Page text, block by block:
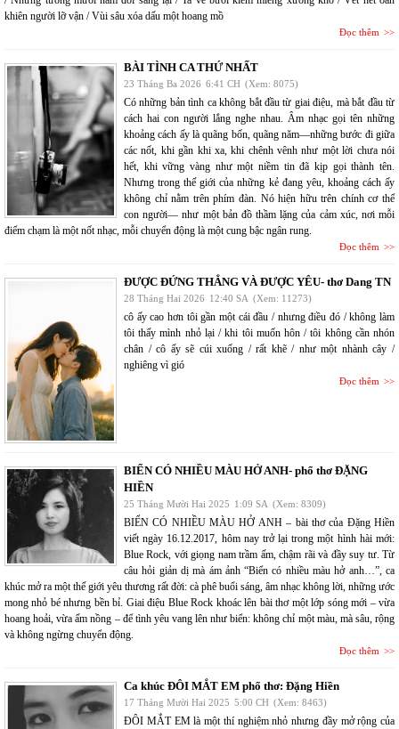
khiên người lỡ vận / Vùi sâu xóa dấu một hoang mồ
Đọc thêm
BÀI TÌNH CA THỨ NHẤT
23 Tháng Ba 2026 6:41 CH (Xem: 8075)
Có những bản tình ca không bắt đầu từ giai điệu, mà bắt đầu từ
cách hai con người lắng nghe nhau. Âm nhạc gọi tên những
khoảng cách ấy là quãng bốn, quãng năm—những bước đi giữa
các nốt, khi gần khi xa, khi chênh vênh như một lời chưa nói
hết, khi vững vàng như một niềm tin đã kịp gọi thành tên.
Nhưng trong thế giới của những kẻ đang yêu, khoảng cách ấy
không chỉ nằm trên phím đàn. Nó hiện hữu trên chính cơ thể
con người— như một bản đồ thầm lặng của cảm xúc, nơi mỗi
điểm chạm là một nốt nhạc, mỗi chuyển động là một cung bậc ngân rung.
Đọc thêm
ĐƯỢC ĐỨNG THẲNG VÀ ĐƯỢC YÊU- thơ Dang TN
28 Tháng Hai 2026 12:40 SA (Xem: 11273)
cô ấy cao hơn tôi gần một cái đầu / nhưng điều đó / không làm
tôi thấy mình nhỏ lại / khi tôi muốn hôn / tôi không cần nhón
chân / cô ấy sẽ cúi xuống / rất khẽ / như một nhành cây /
nghiêng vì gió
Đọc thêm
BIỂN CÓ NHIỀU MÀU HỞ ANH- phổ thơ ĐẶNG
HIỀN
25 Tháng Mười Hai 2025 1:09 SA (Xem: 8309)
BIỂN CÓ NHIỀU MÀU HỞ ANH – bài thơ của Đặng Hiền
viết ngày 16.12.2017, hôm nay trở lại trong một hình hài mới:
Blue Rock, với giọng nam trầm ấm, chậm rãi và đầy suy tư. Từ
câu hỏi giản dị mà ám ảnh “Biển có nhiều màu hở anh…”, ca
khúc mở ra một thế giới yêu thương rất đời: cà phê buổi sáng, âm nhạc không lời, những ước
mong nhỏ bé nhưng bền bỉ. Giai điệu Blue Rock khoác lên bài thơ một lớp sóng mới – vừa
hoang hoải, vừa ấm nồng – để tình yêu vang lên như biển: không chỉ một màu, mà sâu, rộng
và không ngừng chuyển động.
Đọc thêm
Ca khúc ĐÔI MẮT EM phổ thơ: Đặng Hiền
17 Tháng Mười Hai 2025 5:00 CH (Xem: 8463)
ĐÔI MẮT EM là một thí nghiệm nhỏ nhưng đầy mở rộng của